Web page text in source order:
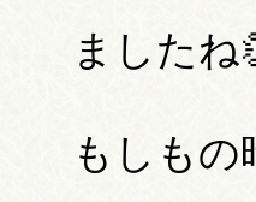
ましたね
もしも